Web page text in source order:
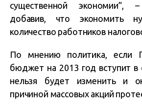
существенной
добавив, что экономить
количество работников
По мнению политика, если
бюджет на 2013 год вступит в
нельзя будет изменить и
причиной массовых акций